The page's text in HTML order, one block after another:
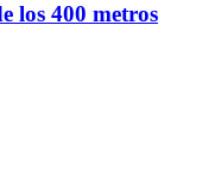
los 400 metros